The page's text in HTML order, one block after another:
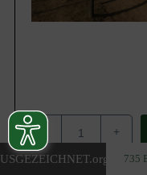
.org 735
+